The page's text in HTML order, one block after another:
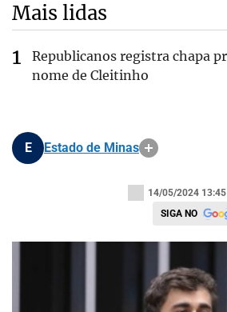
Mais lidas
Republicanos registra chapa
nome de Cleitinho
E Estado de Minas
14/05/2024 13:45
SIGA NO